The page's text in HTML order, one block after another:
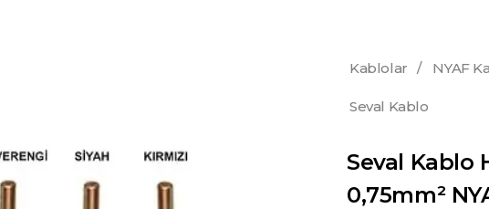
Kablolar / NYAF
Seval Kablo
Seval Kablo
0,75mm²